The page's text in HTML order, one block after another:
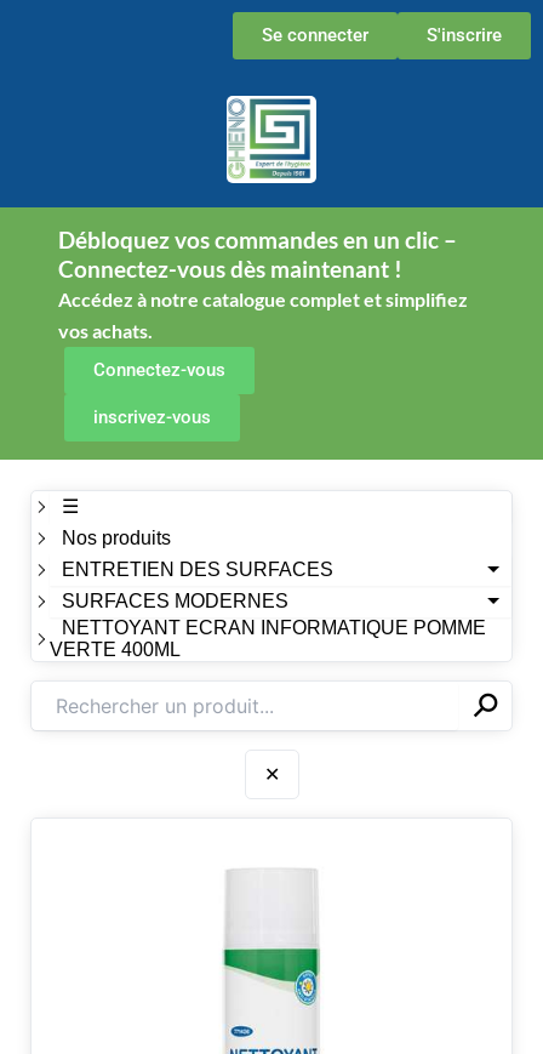
S'inscrire
Se connecter
Débloquez vos commandes en un clic –
Connectez-vous dès maintenant !
Accédez à notre catalogue complet et simplifiez
vos achats.
Connectez-vous
inscrivez-vous
☰
Nos produits
ENTRETIEN DES SURFACES
SURFACES MODERNES
NETTOYANT ECRAN INFORMATIQUE POMME
VERTE 400ML
✕⚲
✕